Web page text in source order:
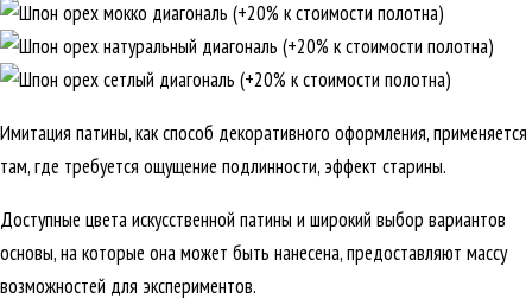
Имитация патины, как способ декоративного оформления, применяется
там, где требуется ощущение подлинности, эффект старины.
Доступные цвета искусственной патины и широкий выбор вариантов
основы, на которые она может быть нанесена, предоставляют массу
возможностей для экспериментов.